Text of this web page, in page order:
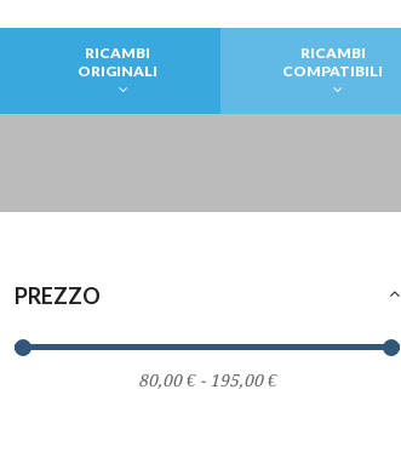
RICAMBI
ORIGINALI
RICAMBI
COMPATIBILI
PREZZO